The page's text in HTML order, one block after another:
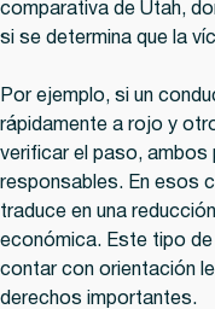
comparativa de Utah,
si se determina que la
Por ejemplo, si un
rápidamente a rojo y
verificar el paso, ambos
responsables. En esos
traduce en una
económica. Este tipo
contar con orientación
derechos importantes.